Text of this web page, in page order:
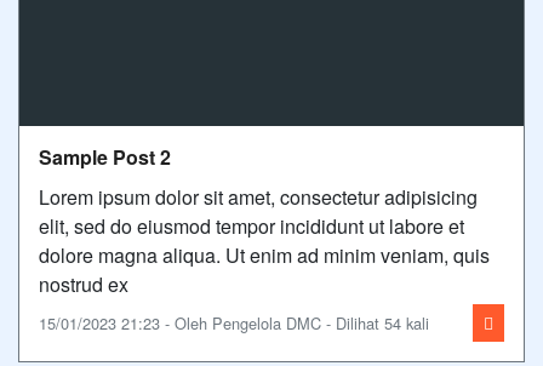
Sample Post 2
Lorem ipsum dolor sit amet, consectetur adipisicing
elit, sed do eiusmod tempor incididunt ut labore et
dolore magna aliqua. Ut enim ad minim veniam, quis
nostrud ex
15/01/2023 21:23 - Oleh Pengelola DMC - Dilihat 54 kali